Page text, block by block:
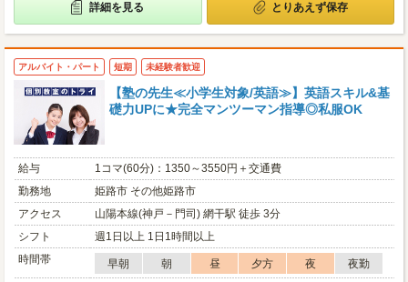
詳細を見る とりあえず保存
アルバイト・パート 短期 未経験者歓迎
【塾の先生≪小学生対象/英語≫】英語スキル&基
礎力UPに★完全マンツーマン指導◎私服OK
給与
1コマ(60分)：1350～3550円＋交通費
勤務地
姫路市 その他姫路市
アクセス
山陽本線(神戸－門司) 網干駅 徒歩 3分
シフト
週1日以上 1日1時間以上
時間帯
早朝 朝 昼 夕方 夜
夜勤